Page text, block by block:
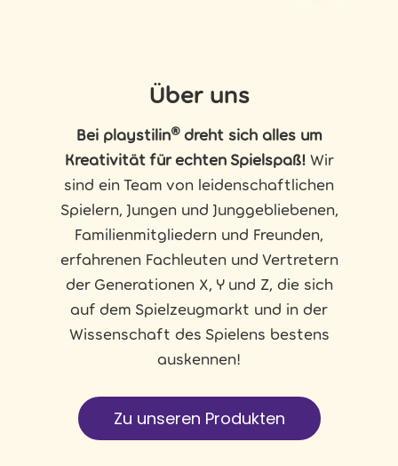
Über uns
Bei playstilin® dreht sich alles um
Kreativität für echten Spielspaß! Wir
sind ein Team von leidenschaftlichen
Spielern, Jungen und Junggebliebenen,
Familienmitgliedern und Freunden,
erfahrenen Fachleuten und Vertretern
der Generationen X, Y und Z, die sich
auf dem Spielzeugmarkt und in der
Wissenschaft des Spielens bestens
auskennen!
Zu unseren Produkten